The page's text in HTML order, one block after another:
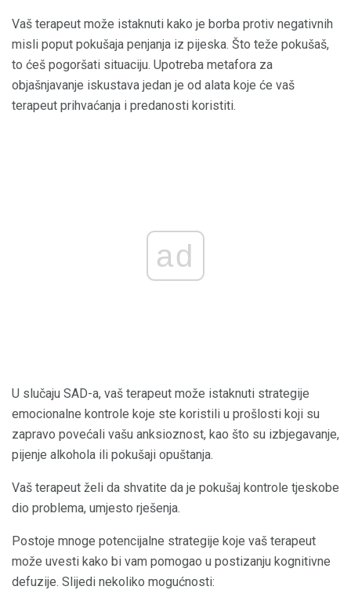
Vaš terapeut može istaknuti kako je borba protiv negativnih
misli poput pokušaja penjanja iz pijeska. Što teže pokušaš,
to ćeš pogoršati situaciju. Upotreba metafora za
objašnjavanje iskustava jedan je od alata koje će vaš
terapeut prihvaćanja i predanosti koristiti.
ad
U slučaju SAD-a, vaš terapeut može istaknuti strategije
emocionalne kontrole koje ste koristili u prošlosti koji su
zapravo povećali vašu anksioznost, kao što su izbjegavanje,
pijenje alkohola ili pokušaji opuštanja.
Vaš terapeut želi da shvatite da je pokušaj kontrole tjeskobe
dio problema, umjesto rješenja.
Postoje mnoge potencijalne strategije koje vaš terapeut
može uvesti kako bi vam pomogao u postizanju kognitivne
defuzije. Slijedi nekoliko mogućnosti: